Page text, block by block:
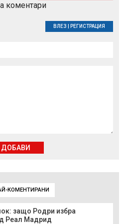
КОМЕНТИРАНИ
защо Родри избра
Реал Мадрид
коментари
ВЛЕЗ РЕГИСТРАЦИЯ
ДОБАВИ